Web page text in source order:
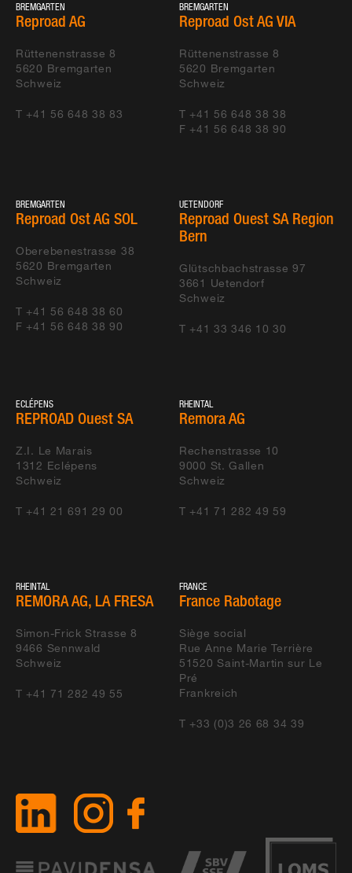
BREMGARTEN
Reproad AG
Rüttenenstrasse 8
5620 Bremgarten
Schweiz
T +41 56 648 38 83
BREMGARTEN
Reproad Ost AG VIA
Rüttenenstrasse 8
5620 Bremgarten
Schweiz
T +41 56 648 38 38
F +41 56 648 38 90
BREMGARTEN
Reproad Ost AG SOL
Oberebenestrasse 38
5620 Bremgarten
Schweiz
T +41 56 648 38 60
F +41 56 648 38 90
UETENDORF
Reproad Ouest SA Region
Bern
Glütschbachstrasse 97
3661 Uetendorf
Schweiz
T +41 33 346 10 30
ECLÉPENS
REPROAD Ouest SA
Z.I. Le Marais
1312 Eclépens
Schweiz
T +41 21 691 29 00
RHEINTAL
Remora AG
Rechenstrasse 10
9000 St. Gallen
Schweiz
T +41 71 282 49 59
RHEINTAL
REMORA AG, LA FRESA
Simon-Frick Strasse 8
9466 Sennwald
Schweiz
T +41 71 282 49 55
FRANCE
France Rabotage
Siège social
Rue Anne Marie Terrière
51520 Saint-Martin sur Le
Pré
Frankreich
T +33 (0)3 26 68 34 39